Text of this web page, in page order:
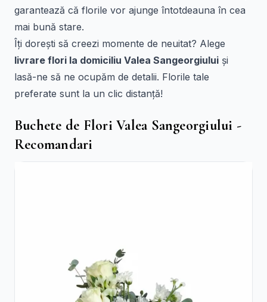
garantează că florile vor ajunge întotdeauna în cea
mai bună stare.
Îți dorești să creezi momente de neuitat? Alege
livrare flori la domiciliu Valea Sangeorgiului și
lasă-ne să ne ocupăm de detalii. Florile tale
preferate sunt la un clic distanță!
Buchete de Flori Valea Sangeorgiului -
Recomandari